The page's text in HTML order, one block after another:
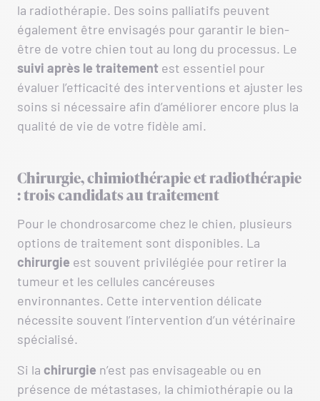
la radiothérapie. Des soins palliatifs peuvent
également être envisagés pour garantir le bien-
être de votre chien tout au long du processus. Le
suivi après le traitement est essentiel pour
évaluer l’efficacité des interventions et ajuster les
soins si nécessaire afin d’améliorer encore plus la
qualité de vie de votre fidèle ami.
Chirurgie,chimiothérapieetradiothérapie
: trois candidats au traitement
Pour le chondrosarcome chez le chien, plusieurs
options de traitement sont disponibles. La
chirurgie est souvent privilégiée pour retirer la
tumeur et les cellules cancéreuses
environnantes. Cette intervention délicate
nécessite souvent l’intervention d’un vétérinaire
spécialisé.
Si la chirurgie n’est pas envisageable ou en
présence de métastases, la chimiothérapie ou la